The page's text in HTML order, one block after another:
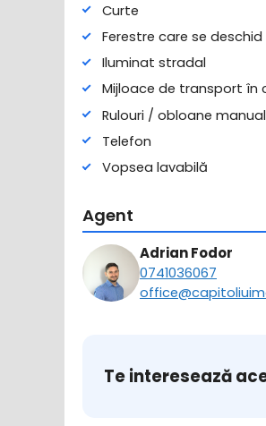
Curte
Ferestre care se deschid
Iluminat stradal
Mijloace de transport în
Rulouri / obloane
Telefon
Vopsea lavabilă
Agent
Adrian Fodor
0741036067
Te interesează